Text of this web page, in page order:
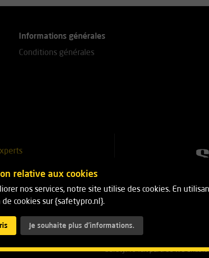
Informations générales
Conditions générales
18
SafetyPro fait parti de We Enable
relative aux cookies
nos services, notre site utilise des cookies. En
cookies sur {safetypro.nl}.
Je souhaite plus d'informations.